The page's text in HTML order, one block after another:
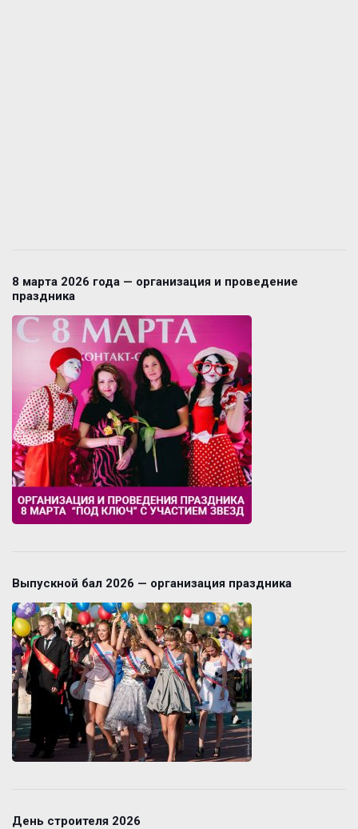
8 марта 2026 года — организация и проведение
праздника
Выпускной бал 2026 — организация праздника
День строителя 2026